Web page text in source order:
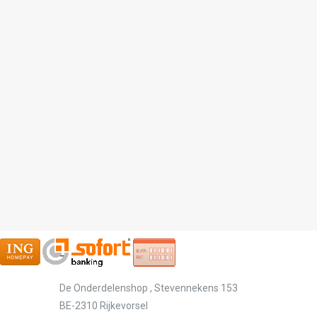
-
De Onderdelenshop , Stevennekens 153
BE-2310 Rijkevorsel